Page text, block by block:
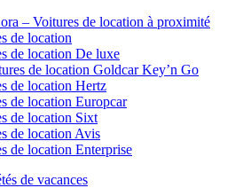
– Voitures de location à proximité
de location
de location De luxe
de location Goldcar Key’n Go
de location Hertz
de location Europcar
de location Sixt
de location Avis
de location Enterprise
de vacances